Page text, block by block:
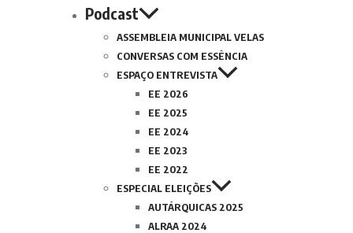
Podcast
ASSEMBLEIA MUNICIPAL VELAS
CONVERSAS COM ESSÊNCIA
ESPAÇO ENTREVISTA
EE 2026
EE 2025
EE 2024
EE 2023
EE 2022
ESPECIAL ELEIÇÕES
AUTÁRQUICAS 2025
ALRAA 2024